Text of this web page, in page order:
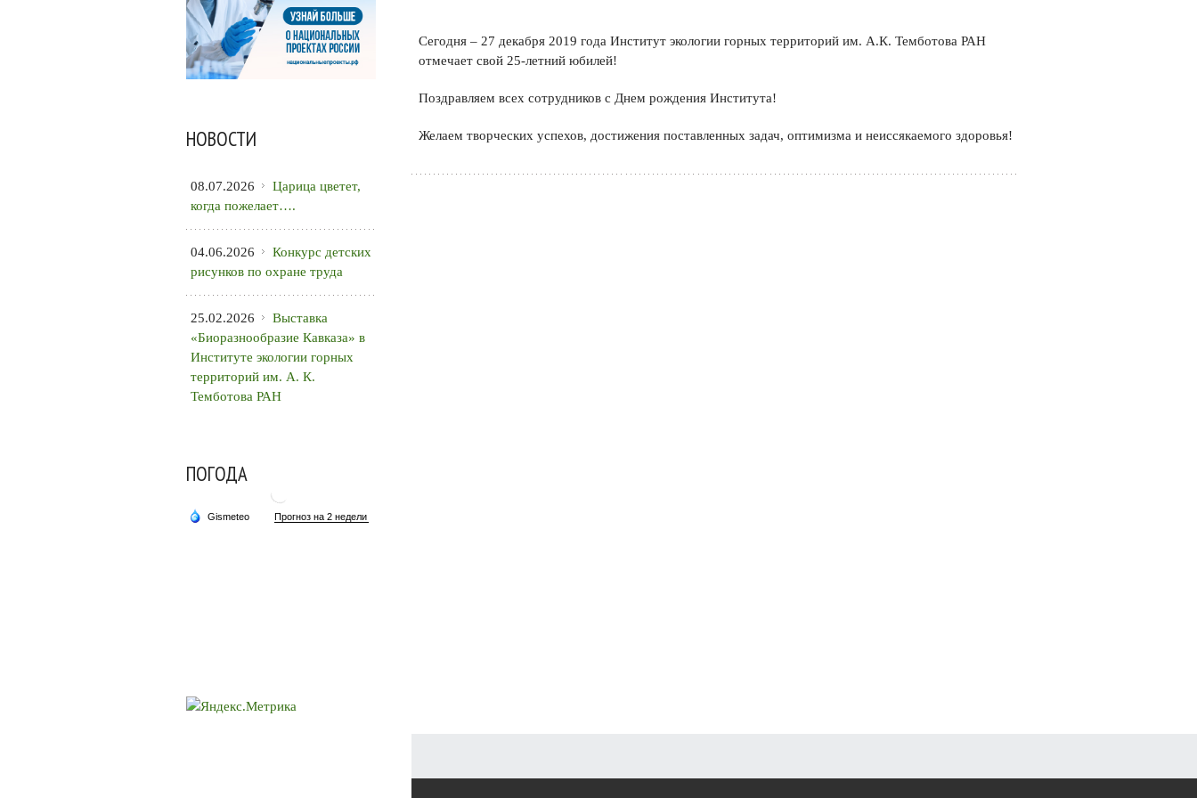
Сегодня – 27 декабря 2019 года Институт экологии горных территорий им. А.К. Темботова РАН
отмечает свой 25-летний юбилей!
Поздравляем всех сотрудников с Днем рождения Института!
Желаем творческих успехов, достижения поставленных задач, оптимизма и неиссякаемого здоровья!
НОВОСТИ
08.07.2026
Царица цветет,
когда пожелает….
04.06.2026
Конкурс детских
рисунков по охране труда
25.02.2026
Выставка
«Биоразнообразие Кавказа» в
Институте экологии горных
территорий им. А. К.
Темботова РАН
ПОГОДА